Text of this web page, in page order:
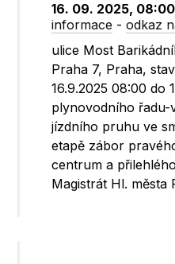
16. 09. 2025,
informace -odkaz
ulice Most
Praha 7, Praha,
16.9.2025 08:00 do
plynovodního
jízdního pruhu ve
etapě zábor
centrum a
Magistrát Hl. města